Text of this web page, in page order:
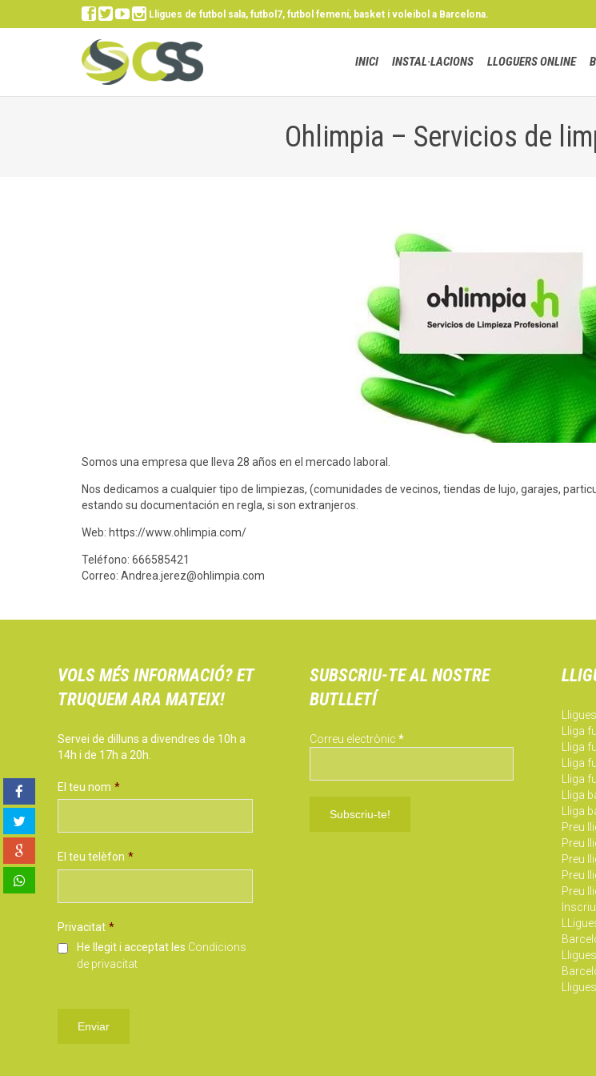
 Lligues de futbol sala, futbol7, futbol femení, basket i voleibol a Barcelona.
INICI INSTAL·LACIONS LLOGUERS ONLINE
Ohlimpia – Servicios de
Somos una empresa que lleva 28 años en el mercado laboral.
Nos dedicamos a cualquier tipo de limpiezas, (comunidades de vecinos, tiendas de lujo, garajes,
estando su documentación en regla, si son extranjeros.
Web: https://www.ohlimpia.com/
Teléfono: 666585421
Correo: Andrea.jerez@ohlimpia.com
VOLS MÉS INFORMACIÓ? ET
TRUQUEM ARA MATEIX!
Servei de dilluns a divendres de 10h a
14h i de 17h a 20h.
El teu nom *
El teu telèfon *
Privacitat *
He llegit i acceptat les Condicions
de privacitat
SUBSCRIU-TE AL NOSTRE
BUTLLETÍ
Correu electrònic *
Lliga
Lliga
Lliga
Lliga
Lliga
Lliga
Preu
Preu
Preu
Preu
Preu